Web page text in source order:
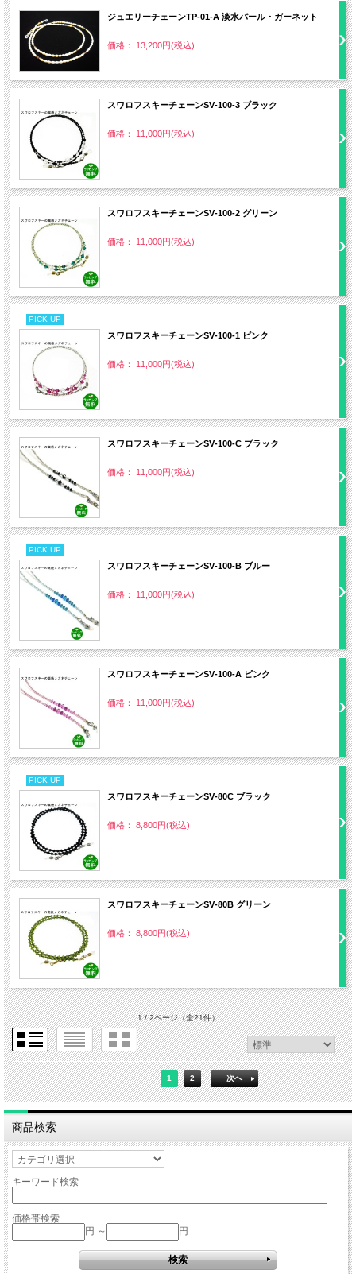
ジュエリーチェーンTP‐01‐A 淡水パール・ガーネット
価格： 13,200円(税込)
スワロフスキーチェーンSV‐100‐3 ブラック
価格： 11,000円(税込)
スワロフスキーチェーンSV‐100‐2 グリーン
価格： 11,000円(税込)
PICK UP
スワロフスキーチェーンSV‐100‐1 ピンク
価格： 11,000円(税込)
スワロフスキーチェーンSV‐100‐C ブラック
価格： 11,000円(税込)
PICK UP
スワロフスキーチェーンSV‐100‐B ブルー
価格： 11,000円(税込)
スワロフスキーチェーンSV‐100‐A ピンク
価格： 11,000円(税込)
PICK UP
スワロフスキーチェーンSV‐80C ブラック
価格： 8,800円(税込)
スワロフスキーチェーンSV‐80B グリーン
価格： 8,800円(税込)
1 / 2ページ（全21件）
1 2 次へ
商品検索
キーワード検索
価格帯検索
円 ～
円